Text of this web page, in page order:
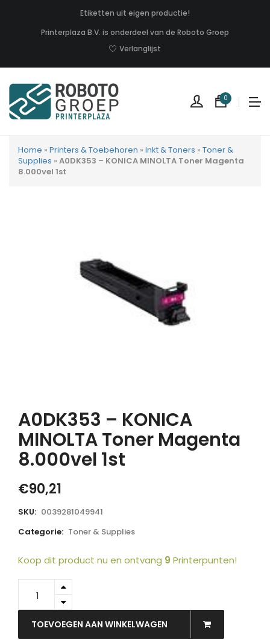
Etiketten uit eigen productie!
Printerplaza B.V. is onderdeel van de Roboto Groep
Verlanglijst
0
Home » Printers & Toebehoren » Inkt & Toners » Toner &
Supplies » A0DK353 – KONICA MINOLTA Toner Magenta
8.000vel 1st
A0DK353 – KONICA
MINOLTA Toner Magenta
8.000vel 1st
€90,21
SKU: 0039281049941
Categorie: Toner & Supplies
Koop dit product nu en ontvang 9 Printerpunten!
KONICA
MINOLTA
Toner
TOEVOEGEN AAN WINKELWAGEN